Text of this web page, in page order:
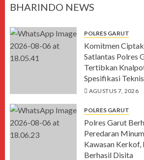
BHARINDO NEWS
POLRES GARUT
Komitmen
Satlantas Polres
Tertibkan
Spesifikasi Teknis
AGUSTUS 7, 2026
POLRES GARUT
Polres Garut
Peredaran
Kawasan Kerkof,
Berhasil Disita